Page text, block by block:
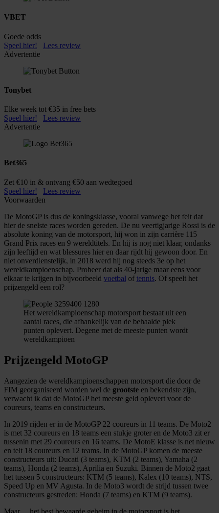
VBET
Goede odds
Speel hier!
Lees review
Advertentie
Tonybet
Elke week tot €35 in free bets
Speel hier!
Lees review
Advertentie
Bet365
Zet €10 in & ontvang €50 aan wedtegoed
Speel hier!
Lees review
Voorwaarden
De MotoGP is dus de koningsklasse, vooral vanwege het feit dat
hier de snelste races worden gereden. De nu veertigjarige Rossi is de
absolute koning van de motorsport, hij won in zijn carrière 115
Grand Prix races en 9 wereldtitels. En hij is nog niet klaar, ondanks
zijn leeftijd en wat blessures hier en daar rijdt hij gewoon door. En
niet onverdienstelijk, in 2018 werd hij nog steeds 3e op het
wereldkampioenschap. Probeer dat als 40-jarige maar eens voor
elkaar te krijgen in bijvoorbeeld voetbal of tennis. Of speelt het
prijzengeld een rol?
Het wereldkampioenschap motorsport bestaat uit een
aantal races, die afhankelijk van de behaalde plek
punten oplevert. Degene met de meeste punten wordt
wereldkampioen
Prijzengeld MotoGP
Aangezien de wereldkampioenschappen motorsport die door de
FIM georganiseerd worden wel de grootste en bekendste zijn,
verwacht ik dat de MotoGP het meeste geld oplevert voor de
coureurs, teams en constructeurs.
In 2019 rijden er in de MotoGP 22 coureurs in 11 teams. De Moto2
is met 32 coureurs en 18 teams een stukje groter en de Moto3 zit er
tussenin met 29 coureurs en 16 teams. De MotoE klasse is net nieuw
en telt 18 coureurs en 12 teams. In de MotoGP komen de meeste
constructeurs uit: Ducati (3 teams), KTM (2 teams), Yamaha (2
teams), Honda (2 teams), Aprilia en Suzuki. Binnen de Moto2 gaat
het tussen 5 constructeurs: KTM (5 teams), Kalex (10 teams), NTS,
Speed Up en MV Agusta. In de Moto3 wordt de strijd tussen twee
constructeurs gestreden: Honda (7 teams) en KTM (9 teams).
Maar… het best bewaarde geheim in de motorsport is het